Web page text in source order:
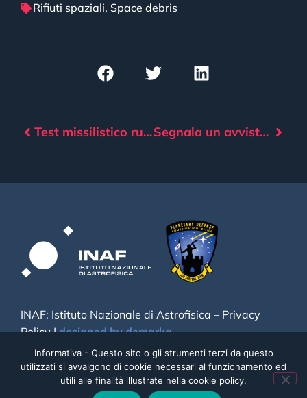
Rifiuti spaziali, Space debris
Test missilistico russo mette a rischio la Iss Segnala un avvistamento!
INAF: Istituto Nazionale di Astrofisica – Privacy
Policy|designed by demarka
Informativa - Questo sito o gli strumenti terzi da questo
utilizzati si avvalgono di cookie necessari al funzionamento ed
utili alle finalità illustrate nella cookie policy.